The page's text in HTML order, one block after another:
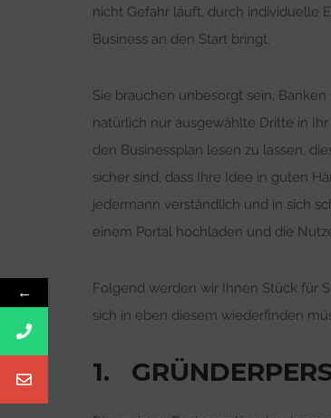
nicht Gefahr läuft, durch individuelle
Business an den Start bringt.
Sie brauchen unbesorgt sein,
natürlich nur ausgewählte Dritte in
den Businessplan lesen zu lassen,
sicher sind, dass Ihre Idee in guten
jedermann verständlich und in sich
einem Portal hochladen und die
Folgend werden wir Ihnen Stück für
sich in eben diesem wiederfinden
1.
←